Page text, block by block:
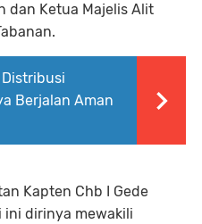
dan Ketua Majelis Alit
Berjalan Aman
Kapten Chb I Gede
ini dirinya mewakili